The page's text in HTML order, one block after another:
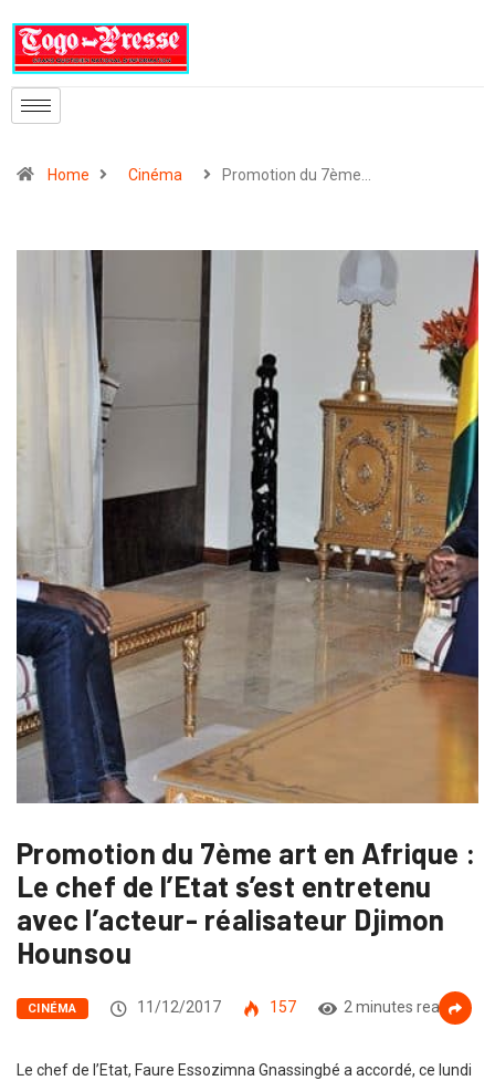
Home Cinéma Promotion du 7ème…
Promotion du 7ème art en Afrique :
Le chef de l’Etat s’est entretenu
avec l’acteur- réalisateur Djimon
Hounsou
CINÉMA 11/12/2017 157 2 minutes read
Le chef de l’Etat, Faure Essozimna Gnassingbé a accordé, ce lundi